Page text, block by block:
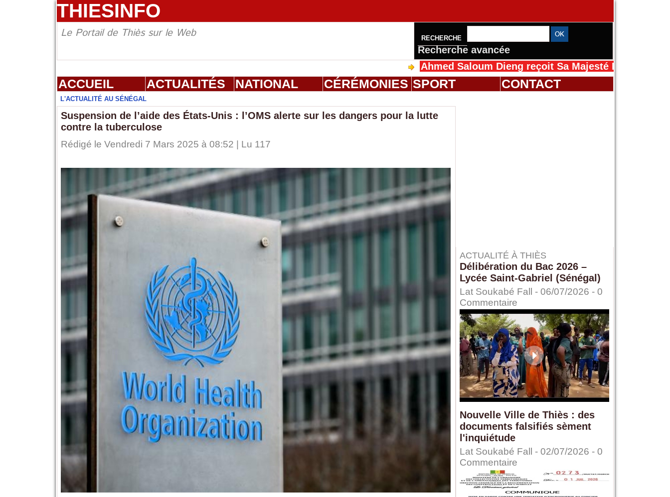
THIESINFO
Le Portail de Thiès sur le Web RECHERCHE
Recherche avancée
Ahmed Saloum Dieng reçoit Sa Majesté Mansah Cissé au
ACCUEIL ACTUALITÉS NATIONAL CÉRÉMONIES SPORT CONTACT
L'ACTUALITÉ AU SÉNÉGAL
Suspension de l’aide des États-Unis : l’OMS alerte sur les dangers pour la lutte
contre la tuberculose
Rédigé le Vendredi 7 Mars 2025 à 08:52 | Lu 117
ACTUALITÉ À THIÈS
Délibération du Bac 2026 –
Lycée Saint-Gabriel (Sénégal)
Lat Soukabé Fall - 06/07/2026 - 0
Commentaire
Nouvelle Ville de Thiès : des
documents falsifiés sèment
l'inquiétude
Lat Soukabé Fall - 02/07/2026 - 0
Commentaire